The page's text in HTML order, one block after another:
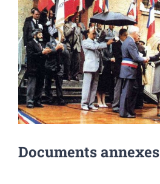
Documents annexes